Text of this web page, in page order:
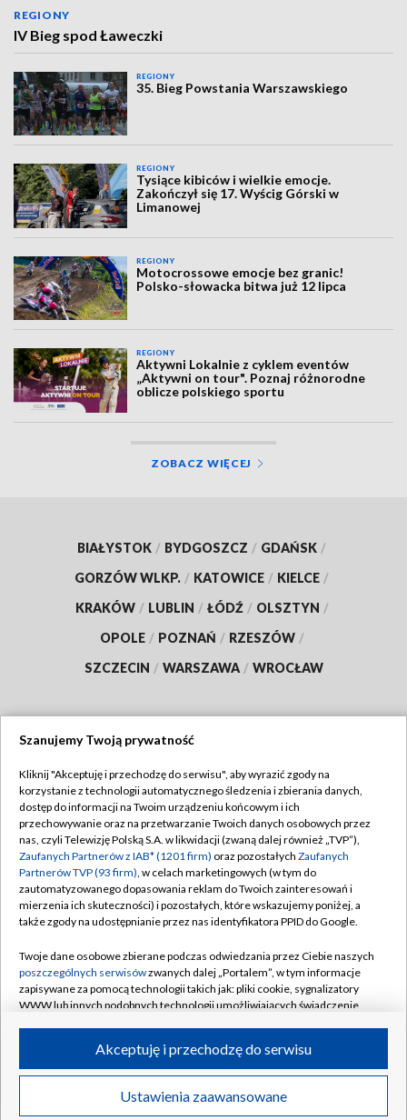
REGIONY
IV Bieg spod Ławeczki
REGIONY
35. Bieg Powstania Warszawskiego
REGIONY
Tysiące kibiców i wielkie emocje.
Zakończył się 17. Wyścig Górski w
Limanowej
REGIONY
Motocrossowe emocje bez granic!
Polsko-słowacka bitwa już 12 lipca
REGIONY
Aktywni Lokalnie z cyklem eventów
„Aktywni on tour". Poznaj różnorodne
oblicze polskiego sportu
ZOBACZ WIĘCEJ
BIAŁYSTOK / BYDGOSZCZ / GDAŃSK /
GORZÓW WLKP. / KATOWICE / KIELCE /
KRAKÓW / LUBLIN / ŁÓDŹ / OLSZTYN /
OPOLE / POZNAŃ / RZESZÓW /
SZCZECIN / WARSZAWA / WROCŁAW
TVP
Abonament TVP
Emisja w TVP
Centrum informacji TVP
Naziemna Telewizja Cyfrowa
Rada Programowa
System NOS
Informacje o nadawcy
Program dla prasy
Ogłoszenie przetargowe
Regulamin TVP
Polityka prywatności
Moje zgody
Pomoc
Kontakt
Kanały
©2026 Telewizja Polska S.A. w likwidacji
Szanujemy Twoją prywatność
Kliknij "Akceptuję i przechodzę do serwisu", aby wyrazić zgody na
korzystanie z technologii automatycznego śledzenia i zbierania danych,
dostęp do informacji na Twoim urządzeniu końcowym i ich
przechowywanie oraz na przetwarzanie Twoich danych osobowych przez
nas, czyli Telewizję Polską S.A. w likwidacji (zwaną dalej również „TVP”),
Zaufanych Partnerów z IAB* (1201 firm) oraz pozostałych Zaufanych
Partnerów TVP (93 firm), w celach marketingowych (w tym do
zautomatyzowanego dopasowania reklam do Twoich zainteresowań i
mierzenia ich skuteczności) i pozostałych, które wskazujemy poniżej, a
także zgody na udostępnianie przez nas identyfikatora PPID do Google.
Twoje dane osobowe zbierane podczas odwiedzania przez Ciebie naszych
poszczególnych serwisówzwanych dalej „Portalem”, w tym informacje
zapisywane za pomocą technologii takich jak: pliki cookie, sygnalizatory
WWW lub innych podobnych technologii umożliwiających świadczenie
ruchu w Internecie.
Twoje dane osobowe zbierane podczas odwiedzania przez Ciebie
poszczególnych serwisówna Portalu, takie jak adresy IP, identyfikatory
Ustawienia zaawansowane
Akceptuję i przechodzę do serwisu